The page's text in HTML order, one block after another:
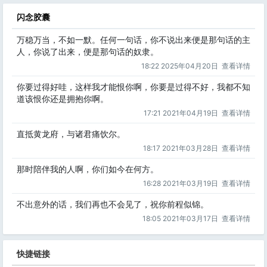
闪念胶囊
万稳万当，不如一默。任何一句话，你不说出来便是那句话的主
人，你说了出来，便是那句话的奴隶。
18:22 2025年04月20日 查看详情
你要过得好哇，这样我才能恨你啊，你要是过得不好，我都不知
道该恨你还是拥抱你啊。
17:21 2021年04月19日 查看详情
直抵黄龙府，与诸君痛饮尔。
18:17 2021年03月28日 查看详情
那时陪伴我的人啊，你们如今在何方。
16:28 2021年03月19日 查看详情
不出意外的话，我们再也不会见了，祝你前程似锦。
18:05 2021年03月17日 查看详情
快捷链接